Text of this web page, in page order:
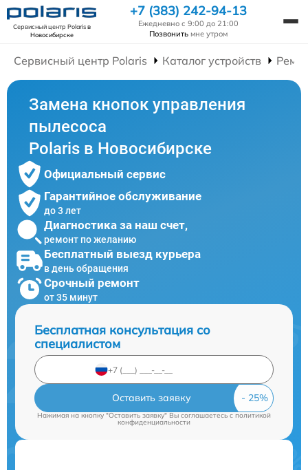
Сервисный центр Polarisв
Новосибирске
+7 (383) 242-94-13
Ежедневно с 9:00 до 21:00
Позвонить мне утром
Сервисный центр Polaris Каталог устройств
Замена кнопок управления
пылесоса
Polaris в Новосибирске
Официальный сервис
Гарантийное обслуживание
до 3 лет
Диагностика за наш счет,
ремонт по желанию
Бесплатный выезд курьера
в день обращения
Срочный ремонт
от 35 минут
Бесплатная консультация со
специалистом
Оставить заявку
Нажимая на кнопку "Оставить заявку" Вы соглашаетесь cполитикой
конфиденциальности